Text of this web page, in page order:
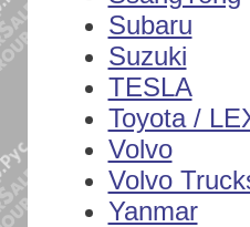
Subaru
Suzuki
TESLA
Toyota /
Volvo
Volvo
Yanmar